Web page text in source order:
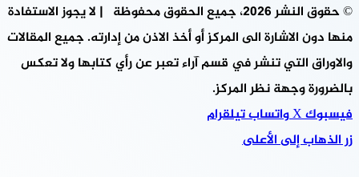
© حقوق النشر 2026، جميع الحقوق محفوظة | لا يجوز الاستفادة
منها دون الاشارة الى المركز أو أخذ الاذن من إدارته. جميع المقالات
والاوراق التي تنشر في قسم آراء تعبر عن رأي كتابها ولا تعكس
بالضرورة وجهة نظر المركز.
فيسبوك‫Xواتسابتيلقرام
زر الذهاب إلى الأعلى